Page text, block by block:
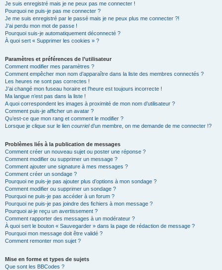
Je suis enregistré mais je ne peux pas me connecter !
Pourquoi ne puis-je pas me connecter ?
Je me suis enregistré par le passé mais je ne peux plus me connecter ?!
J’ai perdu mon mot de passe !
Pourquoi suis-je automatiquement déconnecté ?
À quoi sert « Supprimer les cookies » ?
Paramètres et préférences de l’utilisateur
Comment modifier mes paramètres ?
Comment empêcher mon nom d’apparaître dans la liste des membres connectés ?
Les heures ne sont pas correctes !
J’ai changé mon fuseau horaire et l’heure est toujours incorrecte !
Ma langue n’est pas dans la liste !
A quoi correspondent les images à proximité de mon nom d’utilisateur ?
Comment puis-je afficher un avatar ?
Qu’est-ce que mon rang et comment le modifier ?
Lorsque je clique sur le lien courrield’un membre, on me demande de me connecter !?
Problèmes liés à la publication de messages
Comment créer un nouveau sujet ou poster une réponse ?
Comment modifier ou supprimer un message ?
Comment ajouter une signature à mes messages ?
Comment créer un sondage ?
Pourquoi ne puis-je pas ajouter plus d’options à mon sondage ?
Comment modifier ou supprimer un sondage ?
Pourquoi ne puis-je pas accéder à un forum ?
Pourquoi ne puis-je pas joindre des fichiers à mon message ?
Pourquoi ai-je reçu un avertissement ?
Comment rapporter des messages à un modérateur ?
À quoi sert le bouton « Sauvegarder » dans la page de rédaction de message ?
Pourquoi mon message doit être validé ?
Comment remonter mon sujet ?
Mise en forme et types de sujets
Que sont les BBCodes ?